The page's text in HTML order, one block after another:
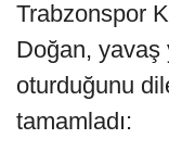
Trabzonspor
Doğan, yavaş
oturduğunu
tamamladı: